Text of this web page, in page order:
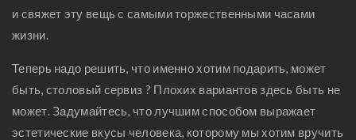
и свяжет эту вещь с самыми торжественными часами
жизни.
Теперь надо решить, что именно хотим подарить, может
быть, столовый сервиз ? Плохих вариантов здесь быть не
может. Задумайтесь, что лучшим способом выражает
эстетические вкусы человека, которому мы хотим вручить